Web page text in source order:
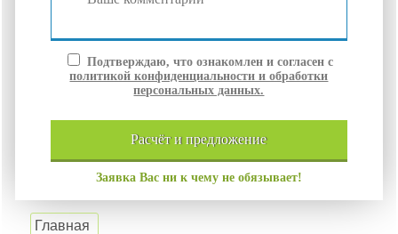
Подтверждаю, что ознакомлен и согласен с
политикой конфиденциальности и обработки
персональных данных.
расчёт ипредложение
Заявка Вас ни к чему не обязывает!
Главная